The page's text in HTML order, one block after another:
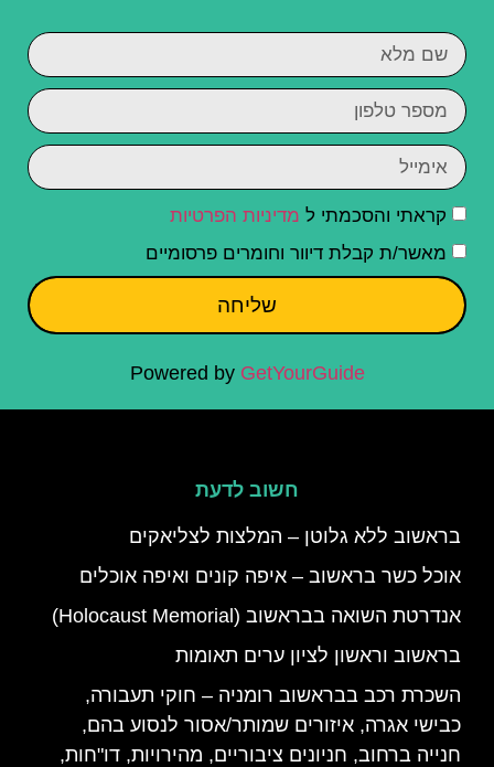
קראתי והסכמתי ל מדיניות הפרטיות
מאשר/ת קבלת דיוור וחומרים פרסומיים
שליחה
Powered by GetYourGuide
חשוב לדעת
בראשוב ללא גלוטן – המלצות לצליאקים
אוכל כשר בראשוב – איפה קונים ואיפה אוכלים
אנדרטת השואה בבראשוב (Holocaust Memorial)
בראשוב וראשון לציון ערים תאומות
השכרת רכב בבראשוב רומניה – חוקי תעבורה,
כבישי אגרה, איזורים שמותר/אסור לנסוע בהם,
חנייה ברחוב, חניונים ציבוריים, מהירויות, דו"חות,